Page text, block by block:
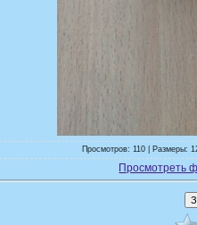
Просмотров: 110 | Размеры:
Просмотреть